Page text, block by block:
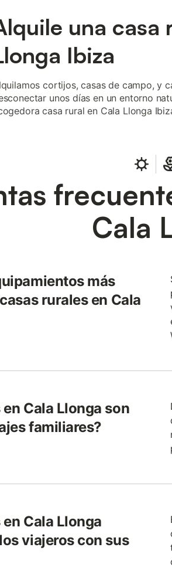
una casa
Ibiza
cortijos, casas de campo, y
unos días en un entorno
casa rural en Cala Llonga
Cala
más
rurales en Cala
Cala Llonga son
familiares?
Cala Llonga
viajeros con sus